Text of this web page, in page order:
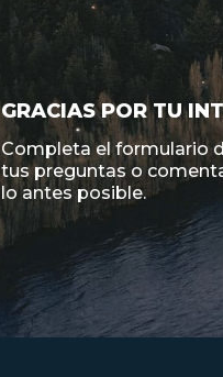
GRACIAS POR TU
Completa el formulario
tus preguntas o
lo antes posible.